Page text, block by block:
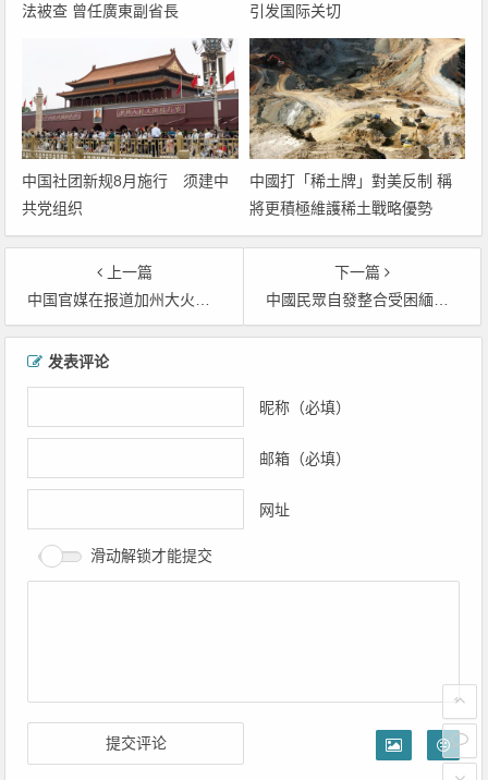
法被查 曾任廣東副省長
引发国际关切
中国社团新规8月施行 须建中
共党组织
中國打「稀土牌」對美反制 稱
將更積極維護稀土戰略優勢
上一篇
中国官媒在报道加州大火和西藏地震上的角度天差地别
下一篇
中國民眾自發整合受困緬甸者資料 已有逾千個案
文章导航
发表评论
昵称（必填）
邮箱（必填）
网址
滑动解锁才能提交